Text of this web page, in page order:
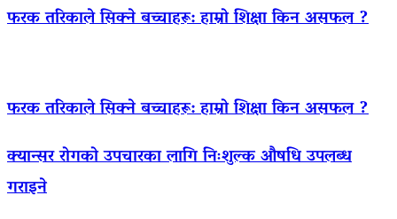
फरक तरिकाले सिक्ने बच्चाहरू: हाम्रो शिक्षा किन असफल ?
फरक तरिकाले सिक्ने बच्चाहरू: हाम्रो शिक्षा किन असफल ?
क्यान्सर रोगको उपचारका लागि निःशुल्क औषधि उपलब्ध
गराइने